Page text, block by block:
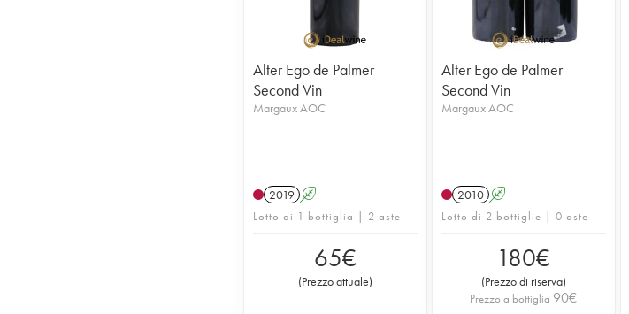
Alter Ego de Palmer
Second Vin
Margaux AOC
2019 A
Lotto di 1 bottiglia | 2 aste
65€
(Prezzo attuale)
Alter Ego de Palmer
Second Vin
Margaux AOC
2010 A
Lotto di 2 bottiglie | 0 aste
180€
(Prezzo di riserva)
Prezzo a bottiglia 90€